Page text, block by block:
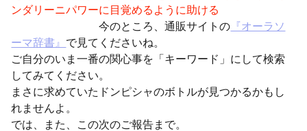
ンダリーニパワーに目覚めるように助ける
今のところ、通販サイトの 『オーラソ
ーマ辞書』 で見てくださいね。
ご自分のいま一番の関心事を「キーワード」にして検索
してみてください。
まさに求めていたドンピシャのボトルが見つかるかもし
れませんよ。
では、また、この次のご報告まで。